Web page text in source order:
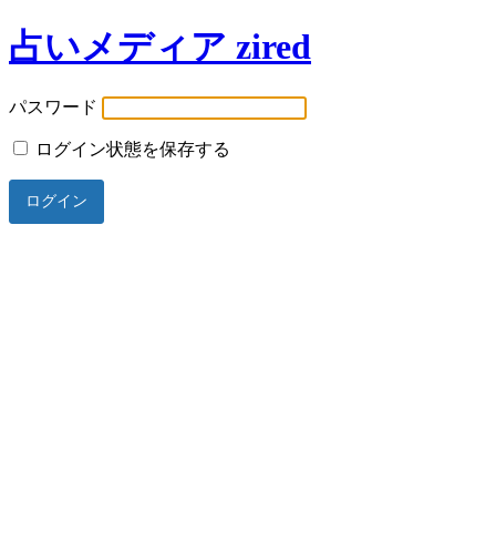
占いメディア zired
パスワード
ログイン状態を保存する